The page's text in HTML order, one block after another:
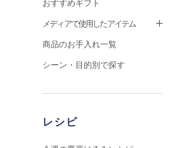
おすすめギフト
メディアで使用したアイテム
商品のお手入れ一覧
シーン・目的別で探す
レシピ